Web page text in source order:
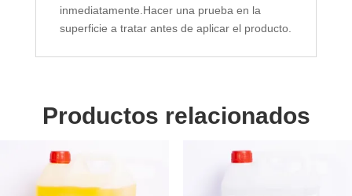
inmediatamente.Hacer una prueba en la
superficie a tratar antes de aplicar el producto.
Productos relacionados